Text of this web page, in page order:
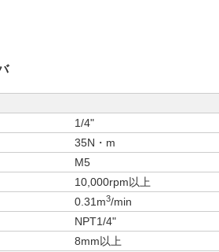
1/4"
35N・m
M5
10,000rpm以上
0.31m3/min
NPT1/4"
8mm以上